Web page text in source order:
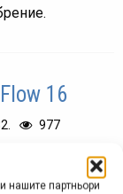
нашите партньори
16
977
получих за
е тази раница